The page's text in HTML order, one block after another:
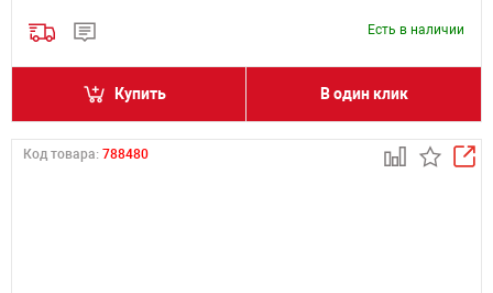
Есть в наличии
Купить В один клик
Код товара: 788480